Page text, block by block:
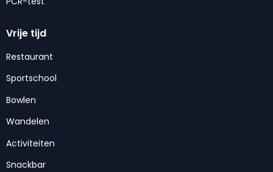
Vrije tijd
Restaurant
Sportschool
Bowlen
Wandelen
Activiteiten
Snackbar